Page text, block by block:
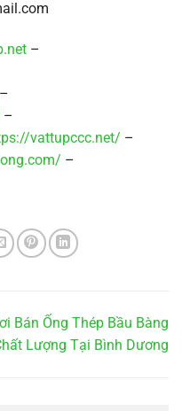
–
–
–
vattupccc.net/ –
–
Bán Ống Thép Bầu Bàng
Lượng Tại Bình Dương